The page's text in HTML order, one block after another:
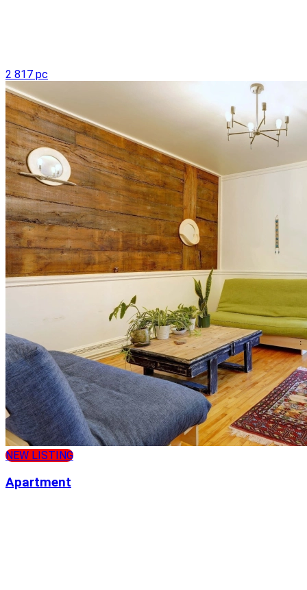
2 817 pc
NEW LISTING
Apartment